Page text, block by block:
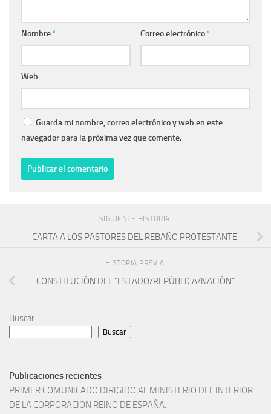
Nombre* Correo electrónico*
Web
Guarda mi nombre, correo electrónico y web en este
navegador para la próxima vez que comente.
SIGUIENTE HISTORIA
CARTA A LOS PASTORES DEL REBAÑO PROTESTANTE.
HISTORIA PREVIA
CONSTITUCIÓN DEL “ESTADO/REPÚBLICA/NACIÓN”
Buscar
Buscar
Publicaciones recientes
PRIMER COMUNICADO DIRIGIDO AL MINISTERIO DEL INTERIOR
DE LA CORPORACION REINO DE ESPAÑA.